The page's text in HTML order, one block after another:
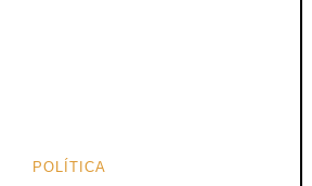
POLÍTICA